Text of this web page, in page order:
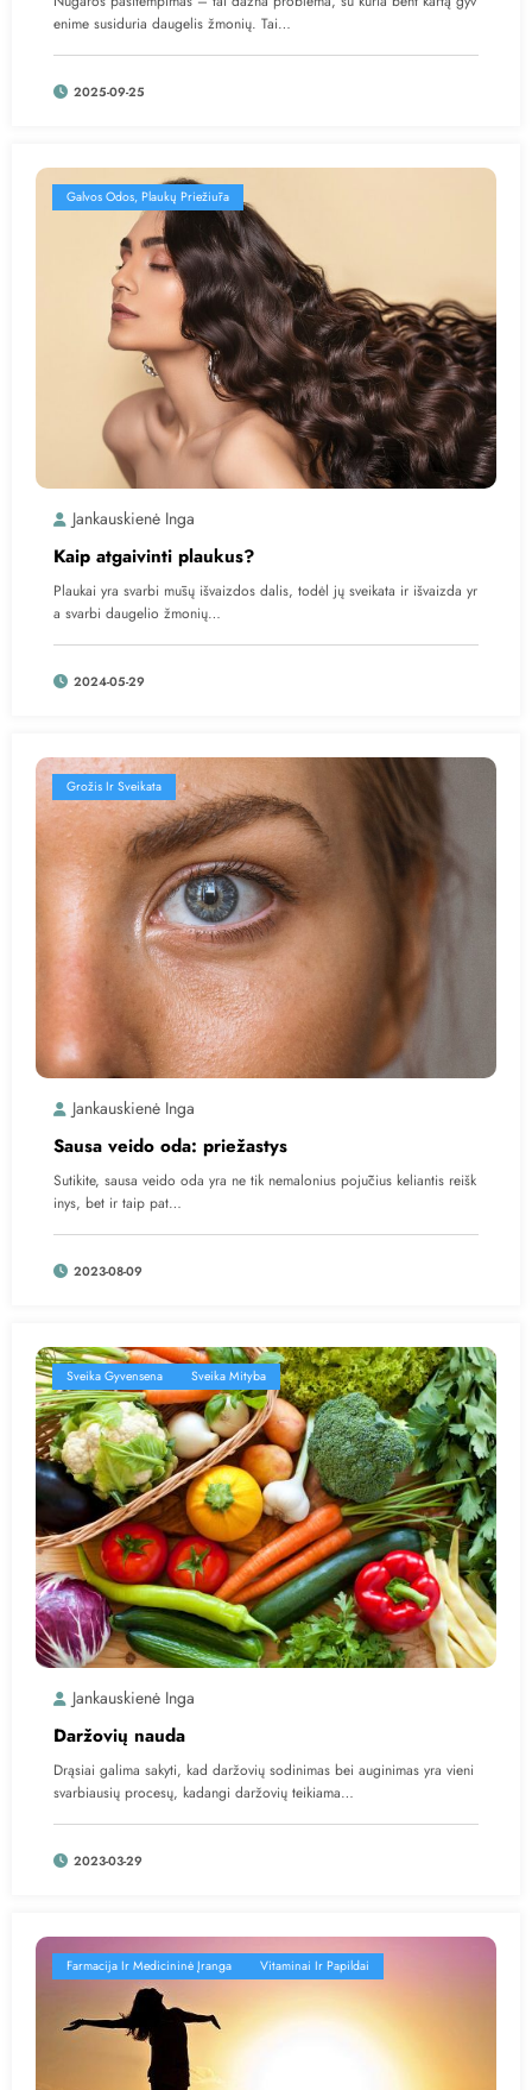
enime susiduria daugelis žmonių. Tai…
2025-09-25
Galvos Odos, Plaukų Priežiūra
Jankauskienė Inga
Kaip atgaivinti plaukus?
Plaukai yra svarbi mūsų išvaizdos dalis, todėl jų sveikata ir išvaizda yr
a svarbi daugelio žmonių…
2024-05-29
Grožis Ir Sveikata
Jankauskienė Inga
Sausa veido oda: priežastys
Sutikite, sausa veido oda yra ne tik nemalonius pojūčius keliantis reišk
inys, bet ir taip pat…
2023-08-09
Sveika Gyvensena Sveika Mityba
Jankauskienė Inga
Daržovių nauda
Drąsiai galima sakyti, kad daržovių sodinimas bei auginimas yra vieni
svarbiausių procesų, kadangi daržovių teikiama…
2023-03-29
Farmacija Ir Medicininė Įranga Vitaminai Ir Papildai